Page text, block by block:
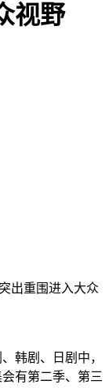
视野
出重围进入大众
韩剧、日剧中，
有第二季、第三